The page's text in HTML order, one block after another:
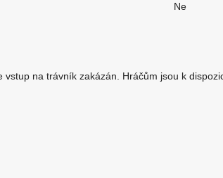
Ne
na trávník zakázán. Hráčům jsou k